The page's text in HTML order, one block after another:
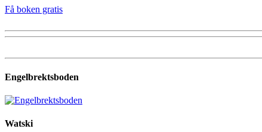
Få boken gratis
Engelbrektsboden
Watski